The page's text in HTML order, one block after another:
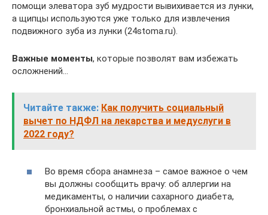
помощи элеватора зуб мудрости вывихивается из лунки,
а щипцы используются уже только для извлечения
подвижного зуба из лунки (24stoma.ru).
Важные моменты, которые позволят вам избежать
осложнений…
Читайте также: Как получить социальный
вычет по НДФЛ на лекарства и медуслуги в
2022 году?
Во время сбора анамнеза – самое важное о чем
вы должны сообщить врачу: об аллергии на
медикаменты, о наличии сахарного диабета,
бронхиальной астмы, о проблемах с